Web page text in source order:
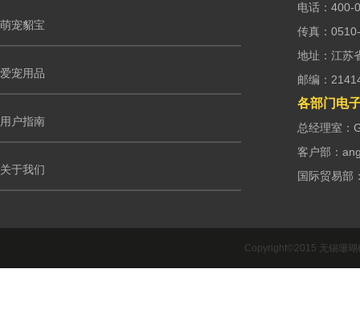
萌宠貂宝
爱宠用品
用户指南
关于我们
电话：400-
传真：
地址：江苏
邮编：
各部门电
总经理室：
客户部：
国际贸易部
Copyright©2015 无锡珊